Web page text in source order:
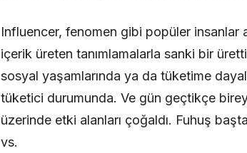
Influencer, fenomen gibi popüler insanlar
içerik üreten tanımlamalarla sanki bir
sosyal yaşamlarında ya da tüketime
tüketici durumunda. Ve gün geçtikçe
üzerinde etki alanları çoğaldı. Fuhuş
vs.